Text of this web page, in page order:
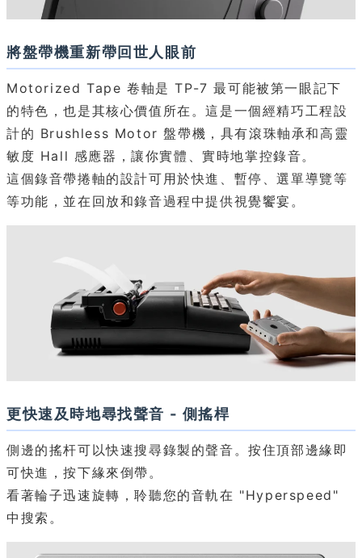
將盤帶機重新帶回世人眼前
Motorized Tape 卷軸是 TP-7 最可能被第一眼記下
的特色，也是其核心價值所在。這是一個經精巧工程設
計的 Brushless Motor 盤帶機，具有滾珠軸承和高靈
敏度 Hall 感應器，讓你實體、實時地掌控錄音。
這個錄音帶捲軸的設計可用於快進、暫停、選單導覽等
等功能，並在回放和錄音過程中提供視覺饗宴。
更快速及時地尋找聲音 - 側搖桿
側邊的搖杆可以快速搜尋錄製的聲音。按住頂部邊緣即
可快進，按下緣來倒帶。
看著輪子迅速旋轉，聆聽您的音軌在 "Hyperspeed"
中搜索。